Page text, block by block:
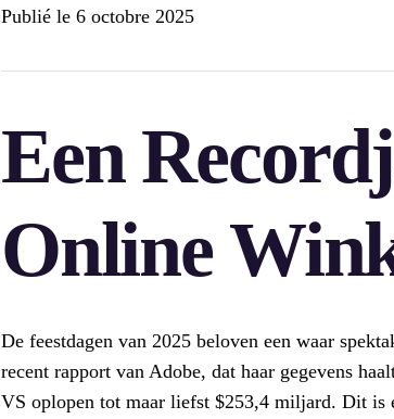
Publié le 6 octobre 2025
Een
Online
De feestdagen van 2025 beloven een waar
recent rapport van Adobe, dat haar gegevens
VS oplopen tot maar liefst $253,4 miljard. Dit is